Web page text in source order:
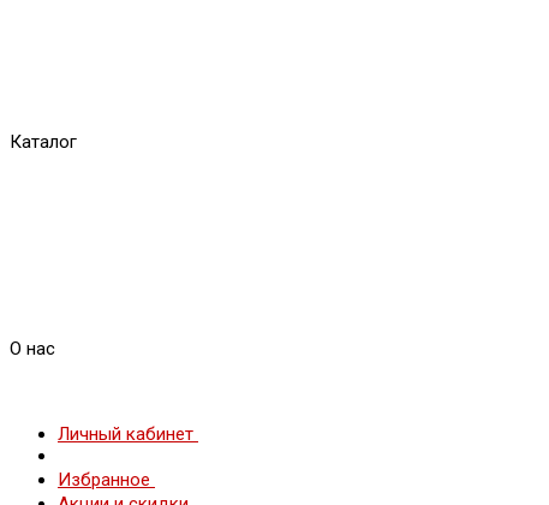
Каталог
О нас
Личный кабинет
Избранное